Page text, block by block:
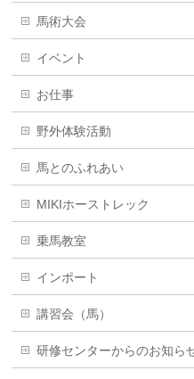
馬術大会
イベント
お仕事
野外体験活動
馬とのふれあい
MIKIホーストレック
乗馬教室
インポート
講習会（馬）
研修センターからのお知ら